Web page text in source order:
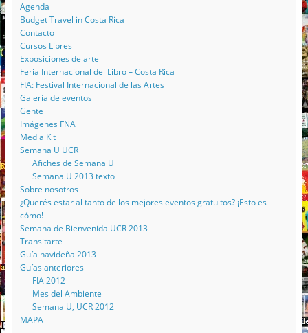
Agenda
Budget Travel in Costa Rica
Contacto
Cursos Libres
Exposiciones de arte
Feria Internacional del Libro – Costa Rica
FIA: Festival Internacional de las Artes
Galería de eventos
Gente
Imágenes FNA
Media Kit
Semana U UCR
Afiches de Semana U
Semana U 2013 texto
Sobre nosotros
¿Querés estar al tanto de los mejores eventos gratuitos? ¡Esto es
cómo!
Semana de Bienvenida UCR 2013
Transitarte
Guía navideña 2013
Guías anteriores
FIA 2012
Mes del Ambiente
Semana U, UCR 2012
MAPA